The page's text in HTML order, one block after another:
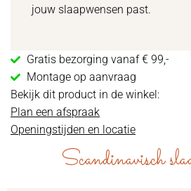
jouw slaapwensen past.
Gratis bezorging vanaf € 99,-
Montage op aanvraag
Bekijk dit product in de winkel:
Plan een afspraak
Openingstijden en locatie
Scandinavisch